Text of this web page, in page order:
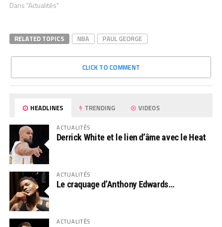
Dans "Actualités"
RELATED TOPICS NBA PAUL GEORGE
CLICK TO COMMENT
HEADLINES TRENDING VIDEOS
ACTUALITÉS
Derrick White et le lien d’âme avec le Heat
ACTUALITÉS
Le craquage d’Anthony Edwards…
ACTUALITÉS